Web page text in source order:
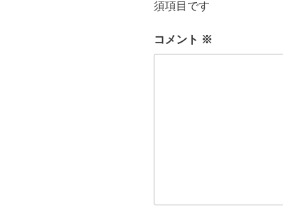
須項目です
コメント ※